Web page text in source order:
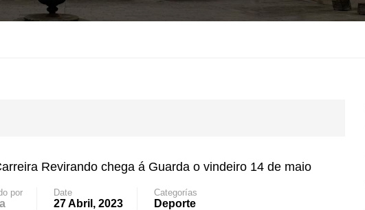
Revirando chega á Guarda o vindeiro 14 de maio
por Date
27 Abril, 2023
Categorías
Deporte